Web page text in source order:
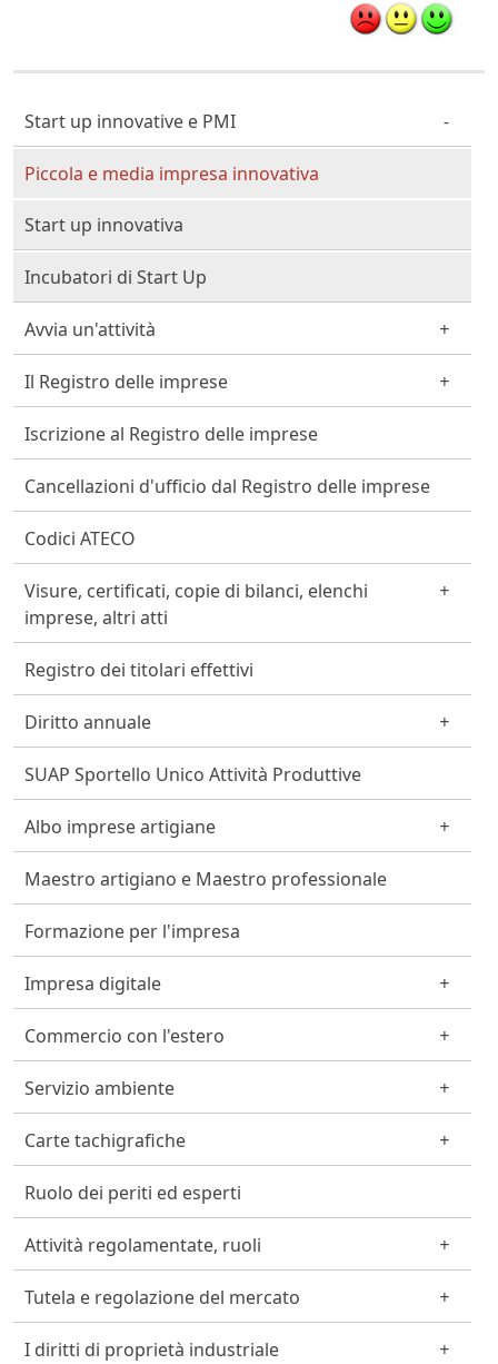
Cittadino Professionista Imprenditore
Start up innovative e PMI
Piccola e media impresa innovativa
Start up innovativa
Incubatori di Start Up
Avvia un'attività
Il Registro delle imprese
Iscrizione al Registro delle imprese
Cancellazioni d'ufficio dal Registro delle imprese
Codici ATECO
Visure, certificati, copie di bilanci, elenchi
imprese, altri atti
Registro dei titolari effettivi
Diritto annuale
SUAP Sportello Unico Attività Produttive
Albo imprese artigiane
Maestro artigiano e Maestro professionale
Formazione per l'impresa
Impresa digitale
Commercio con l'estero
Servizio ambiente
Carte tachigrafiche
Ruolo dei periti ed esperti
Attività regolamentate, ruoli
Tutela e regolazione del mercato
I diritti di proprietà industriale